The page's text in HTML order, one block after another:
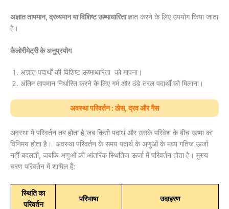
अज्ञात तापमान, द्रव्यमान या विशिष्ट ऊष्माधारिताज्ञात करने के लिए उपयोग किया जाता
है।
कैलोरीमेट्री के अनुप्रयोग
अज्ञात पदार्थों की विशिष्ट ऊष्माधारिता को मापना।
अंतिम तापमान निर्धारित करने के लिए गर्म और ठंडे तरल पदार्थों को मिलाना।
अवस्था परिवर्तन : ठोस, द्रव और गैस
अवस्था में परिवर्तन तब होता है जब किसी पदार्थ और उसके परिवेश के बीच ऊष्मा का
विनिमय होता है। अवस्था परिवर्तन के समय पदार्थ के अणुओं के मध्य गतिज ऊर्जा
नहीं बदलती, जबकि अणुओं की आंतरिक स्थितिज ऊर्जा में परिवर्तन होता है। मुख्य
चरण परिवर्तन में शामिल हैं:
स्थिति का
परिवर्तन
परिभाषा उदाहरण